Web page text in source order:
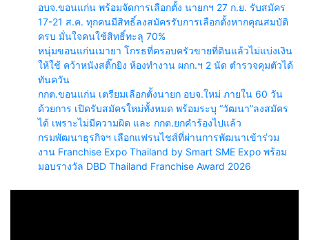
อบจ.ขอนแก่น พร้อมจัดการเลือกตั้ง นายกฯ 27 ก.ย. รับสมัคร
17-21 ส.ค. ทุกคนมีสิทธิ์ลงสมัครรับการเลือกตั้งหากคุณสมบัติ
ครบ มั่นใจคนใช้สิทธิ์ทะลุ 70%
หนุ่มขอนแก่นเมายา โกรธที่ครอบครัวขายที่ดินแล้วไม่แบ่งเงิน
ให้ใช้ คว้าหนังสติ๊กยิง ห้องทำงาน ผกก.ฯ 2 นัด ตำรวจคุมตัวได้
ทันควัน
กกต.ขอนแก่น เตรียมเลือกตั้งนายก อบจ.ใหม่ ภายใน 60 วัน
ด้วยการ เปิดรับสมัครใหม่ทั้งหมด พร้อมระบุ “วัฒนา”ลงสมัคร
ได้ เพราะไม่มีความผิด และ กกต.ยกคำร้องไปแล้ว
กรมพัฒนาธุรกิจฯ เลือกแฟรนไชส์ที่ผ่านการพัฒนาเข้าร่วม
งาน Franchise Expo Thailand by Smart SME Expo พร้อม
มอบรางวัล DBD Thailand Franchise Award 2026